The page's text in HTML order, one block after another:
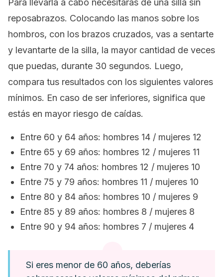
Para llevarla a cabo necesitarás de una silla sin
reposabrazos. Colocando las manos sobre los
hombros, con los brazos cruzados, vas a sentarte
y levantarte de la silla, la mayor cantidad de veces
que puedas, durante 30 segundos. Luego,
compara tus resultados con los siguientes valores
mínimos. En caso de ser inferiores, significa que
estás en mayor riesgo de caídas.
Entre 60 y 64 años: hombres 14 / mujeres 12
Entre 65 y 69 años: hombres 12 / mujeres 11
Entre 70 y 74 años: hombres 12 / mujeres 10
Entre 75 y 79 años: hombres 11 / mujeres 10
Entre 80 y 84 años: hombres 10 / mujeres 9
Entre 85 y 89 años: hombres 8 / mujeres 8
Entre 90 y 94 años: hombres 7 / mujeres 4
Si eres menor de 60 años, deberías